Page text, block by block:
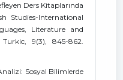
Ders Kitaplarında
Studies-International
Literature and
9(3), 845-862.
Sosyal Bilimlerde